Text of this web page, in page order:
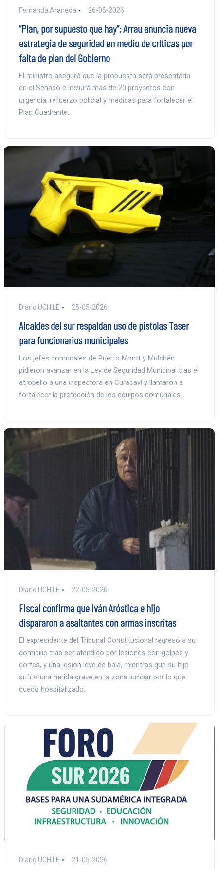
Fernanda Araneda 26-05-2026
“Plan, por supuesto que hay”: Arrau anuncia nueva
estrategia de seguridad en medio de críticas por
falta de plan del Gobierno
El ministro aseguró que la propuesta será presentada
en el Senado e incluirá más de 20 proyectos con
urgencia, refuerzo policial y medidas para fortalecer el
Plan Cuadrante.
Diario UCHILE 25-05-2026
Alcaldes del sur respaldan uso de pistolas Taser
para funcionarios municipales
Los jefes comunales de Puerto Montt y Mulchén
pidieron avanzar en la Ley de Seguridad Municipal tras el
atropello a una inspectora en Curacaví y llamaron a
fortalecer la protección de los equipos comunales.
Diario UCHILE 22-05-2026
Fiscal confirma que Iván Aróstica e hijo
dispararon a asaltantes con armas inscritas
El expresidente del Tribunal Constitucional regresó a su
domicilio tras ser atendido por lesiones con golpes y
cortes, y una lesión leve de bala, mientras que su hijo
sufrió una herida grave en la zona lumbar por lo que
quedó hospitalizado.
Diario UCHILE 21-05-2026